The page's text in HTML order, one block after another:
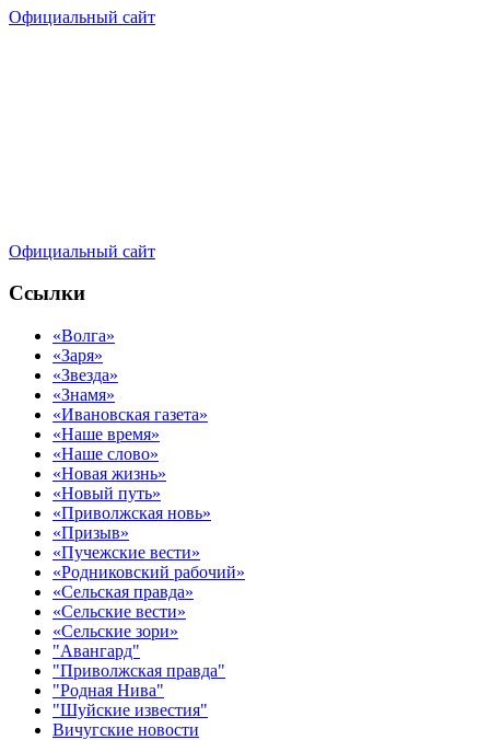
Официальный сайт
Официальный сайт
Ссылки
«Волга»
«Заря»
«Звезда»
«Знамя»
«Ивановская газета»
«Наше время»
«Наше слово»
«Новая жизнь»
«Новый путь»
«Приволжская новь»
«Призыв»
«Пучежские вести»
«Родниковский рабочий»
«Сельская правда»
«Сельские вести»
«Сельские зори»
"Авангард"
"Приволжская правда"
"Родная Нива"
"Шуйские известия"
Вичугские новости